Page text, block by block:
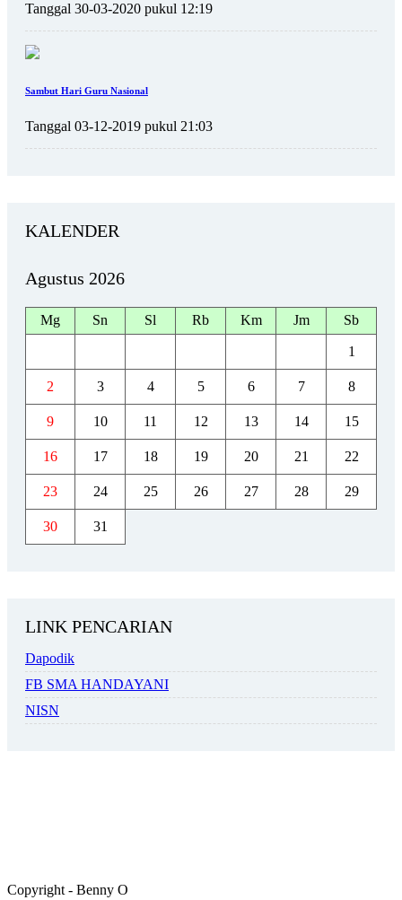
Tanggal 30-03-2020 pukul 12:19
Sambut Hari Guru Nasional
Tanggal 03-12-2019 pukul 21:03
KALENDER
Agustus 2026
Mg Sn Sl Rb Km Jm Sb
1
2 3 4 5 6 7 8
9 10 11 12 13 14 15
16 17 18 19 20 21 22
23 24 25 26 27 28 29
30 31
LINK PENCARIAN
Dapodik
FB SMA HANDAYANI
NISN
Copyright - Benny O